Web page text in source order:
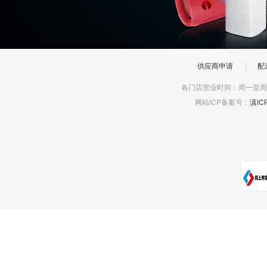
供应商申请 配
各门店营业时间 : 周一至
网站ICP备案号 : 滇